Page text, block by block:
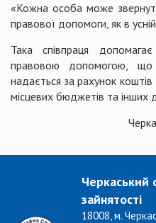
«Кожна особа може
правової допомоги, як в
Така співпраця
правовою допомогою, що
надається за рахунок
місцевих бюджетів та інших
Черкаський
зайнятості
18008, м.